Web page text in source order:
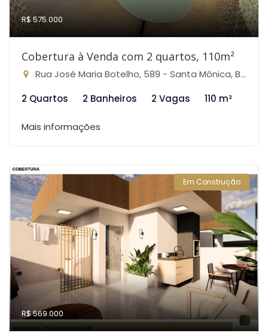
R$ 575.000
Cobertura à Venda com 2 quartos, 110m²
Rua José Maria Botelho, 589 - Santa Mônica, Belo Horizonte-MG
2 Quartos
2 Banheiros 2 Vagas 110 m²
Mais informações
Em Construção
R$ 569.000